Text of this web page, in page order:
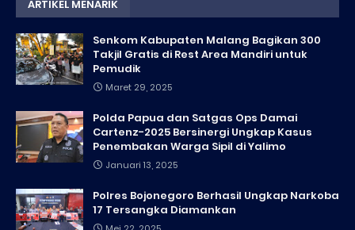
ARTIKEL MENARIK
Senkom Kabupaten Malang Bagikan 300
Takjil Gratis di Rest Area Mandiri untuk
Pemudik
Maret 29, 2025
Polda Papua dan Satgas Ops Damai
Cartenz-2025 Bersinergi Ungkap Kasus
Penembakan Warga Sipil di Yalimo
Januari 13, 2025
Polres Bojonegoro Berhasil Ungkap Narkoba
17 Tersangka Diamankan